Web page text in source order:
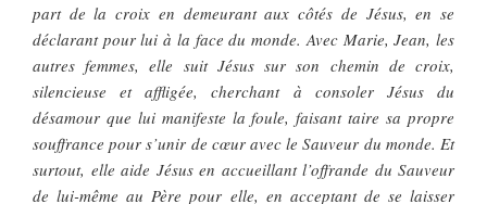
part de la croix en demeurant aux côtés de Jésus, en se
déclarant pour lui à la face du monde. Avec Marie, Jean, les
autres femmes, elle suit Jésus sur son chemin de croix,
silencieuse et affligée, cherchant à consoler Jésus du
désamour que lui manifeste la foule, faisant taire sa propre
souffrance pour s’unir de cœur avec le Sauveur du monde. Et
surtout, elle aide Jésus en accueillant l’offrande du Sauveur
de lui-même au Père pour elle, en acceptant de se laisser